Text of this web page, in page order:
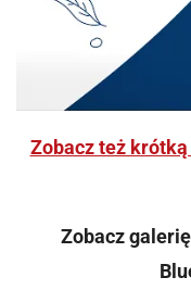
Zobacz też
Zobacz